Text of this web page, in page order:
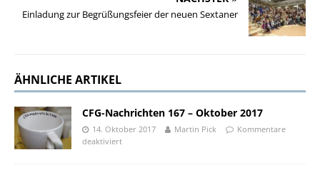
Einladung zur Begrüßungsfeier der neuen Sextaner
ÄHNLICHE ARTIKEL
CFG-Nachrichten 167 – Oktober 2017
14. Oktober 2017 Martin Pick
Kommentare
deaktiviert